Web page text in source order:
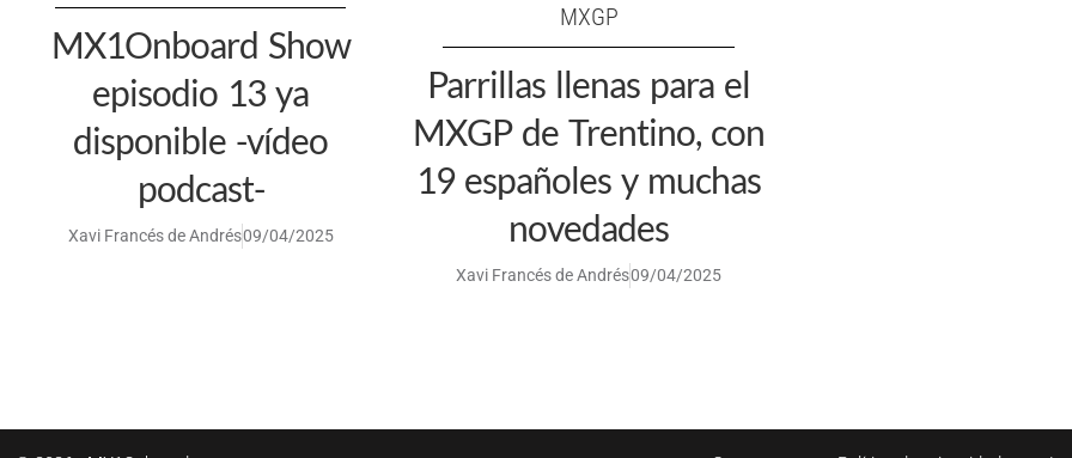
MX1Onboard Show
episodio 13 ya
disponible -vídeo
podcast-
Xavi Francés de Andrés09/04/2025
MXGP
Parrillas llenas para el
MXGP de Trentino, con
19 españoles y muchas
novedades
Xavi Francés de Andrés09/04/2025